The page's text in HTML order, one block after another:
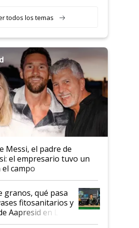
todos los temas
Messi, el padre de
el empresario tuvo un
campo
granos, qué pasa
fitosanitarios y
Aapresid en La